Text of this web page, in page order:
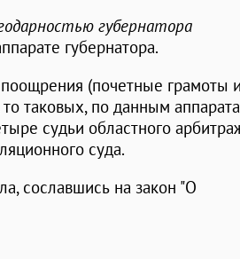
губернатора
губернатора.
(почетные грамоты и
то таковых, по данным аппарата
судьи областного
суда.
сославшись на закон "О